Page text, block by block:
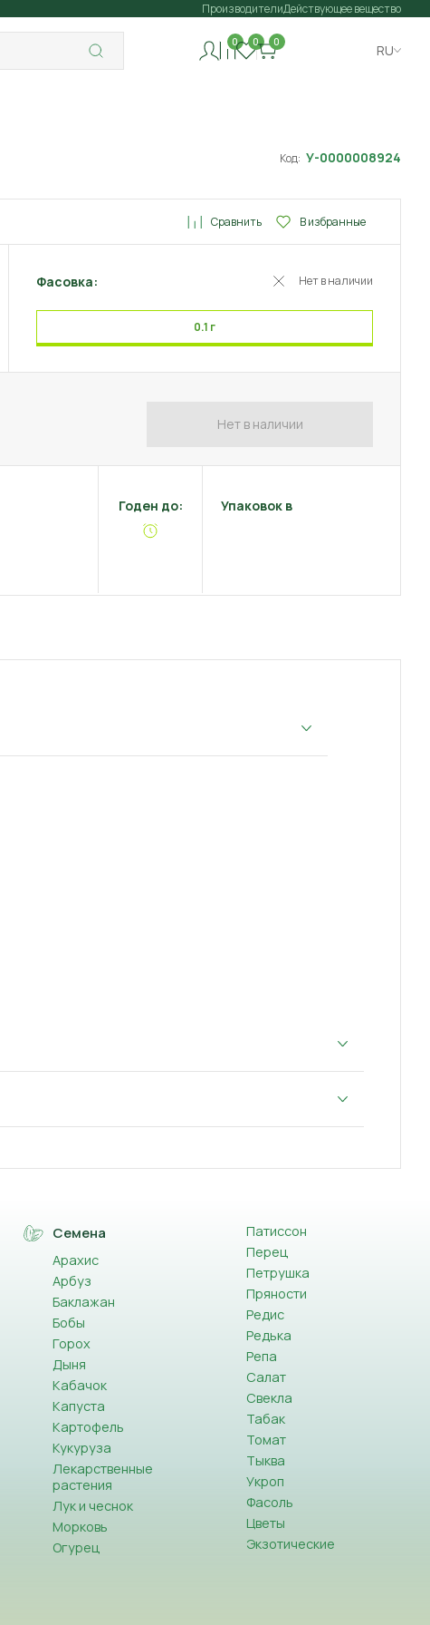
ПроизводителиДействующее вещество
0 0 0
RU
Код: У-0000008924
Сравнить В избранные
Фасовка: Нет в наличии
0.1 г
Нет в наличии
Годен до: Упаковок в
Семена
Арахис
Арбуз
Баклажан
Бобы
Горох
Дыня
Кабачок
Капуста
Картофель
Кукуруза
Лекарственные
растения
Лук и чеснок
Морковь
Огурец
Патиссон
Перец
Петрушка
Пряности
Редис
Редька
Репа
Салат
Свекла
Табак
Томат
Тыква
Укроп
Фасоль
Цветы
Экзотические